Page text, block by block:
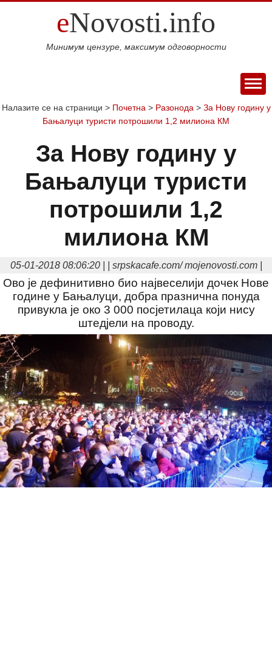
eNovosti.info
Минимум цензуре, максимум одговорности
ПОЧЕТНА
ВИЈЕСТИ
Свијет
Балкан
Србија
Република
Српска
Хроника
СПОРТ
МАГАЗИН
Занимљивости
Култура
Наука
технологија
Образовање
ЕКОНОМИЈА
Аутомобили
Некретнине
ДРУШТВО
КОЛУМНЕ
БЛОГ
О НАМА
Налазите се на страници > Почетна > Разонода > За Нову годину у
Бањалуци туристи потрошили 1,2 милиона КМ
За Нову годину у
Бањалуци туристи
потрошили 1,2
милиона КМ
05-01-2018 08:06:20 | | srpskacafe.com/ mojenovosti.com |
Ово је дефинитивно био највеселији дочек Нове
године у Бањалуци, добра празнична понуда
привукла је око 3 000 посјетилаца који нису
штедјели на проводу.